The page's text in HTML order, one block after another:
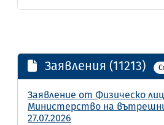
Заявления (11213)
Заявление от Физическо
Министерство на
27.07.2026